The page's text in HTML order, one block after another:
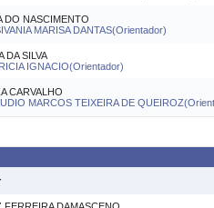
DO NASCIMENTO
MARISA DANTAS(Orientador)
DA SILVA
IGNACIO(Orientador)
CARVALHO
MARCOS TEIXEIRA DE